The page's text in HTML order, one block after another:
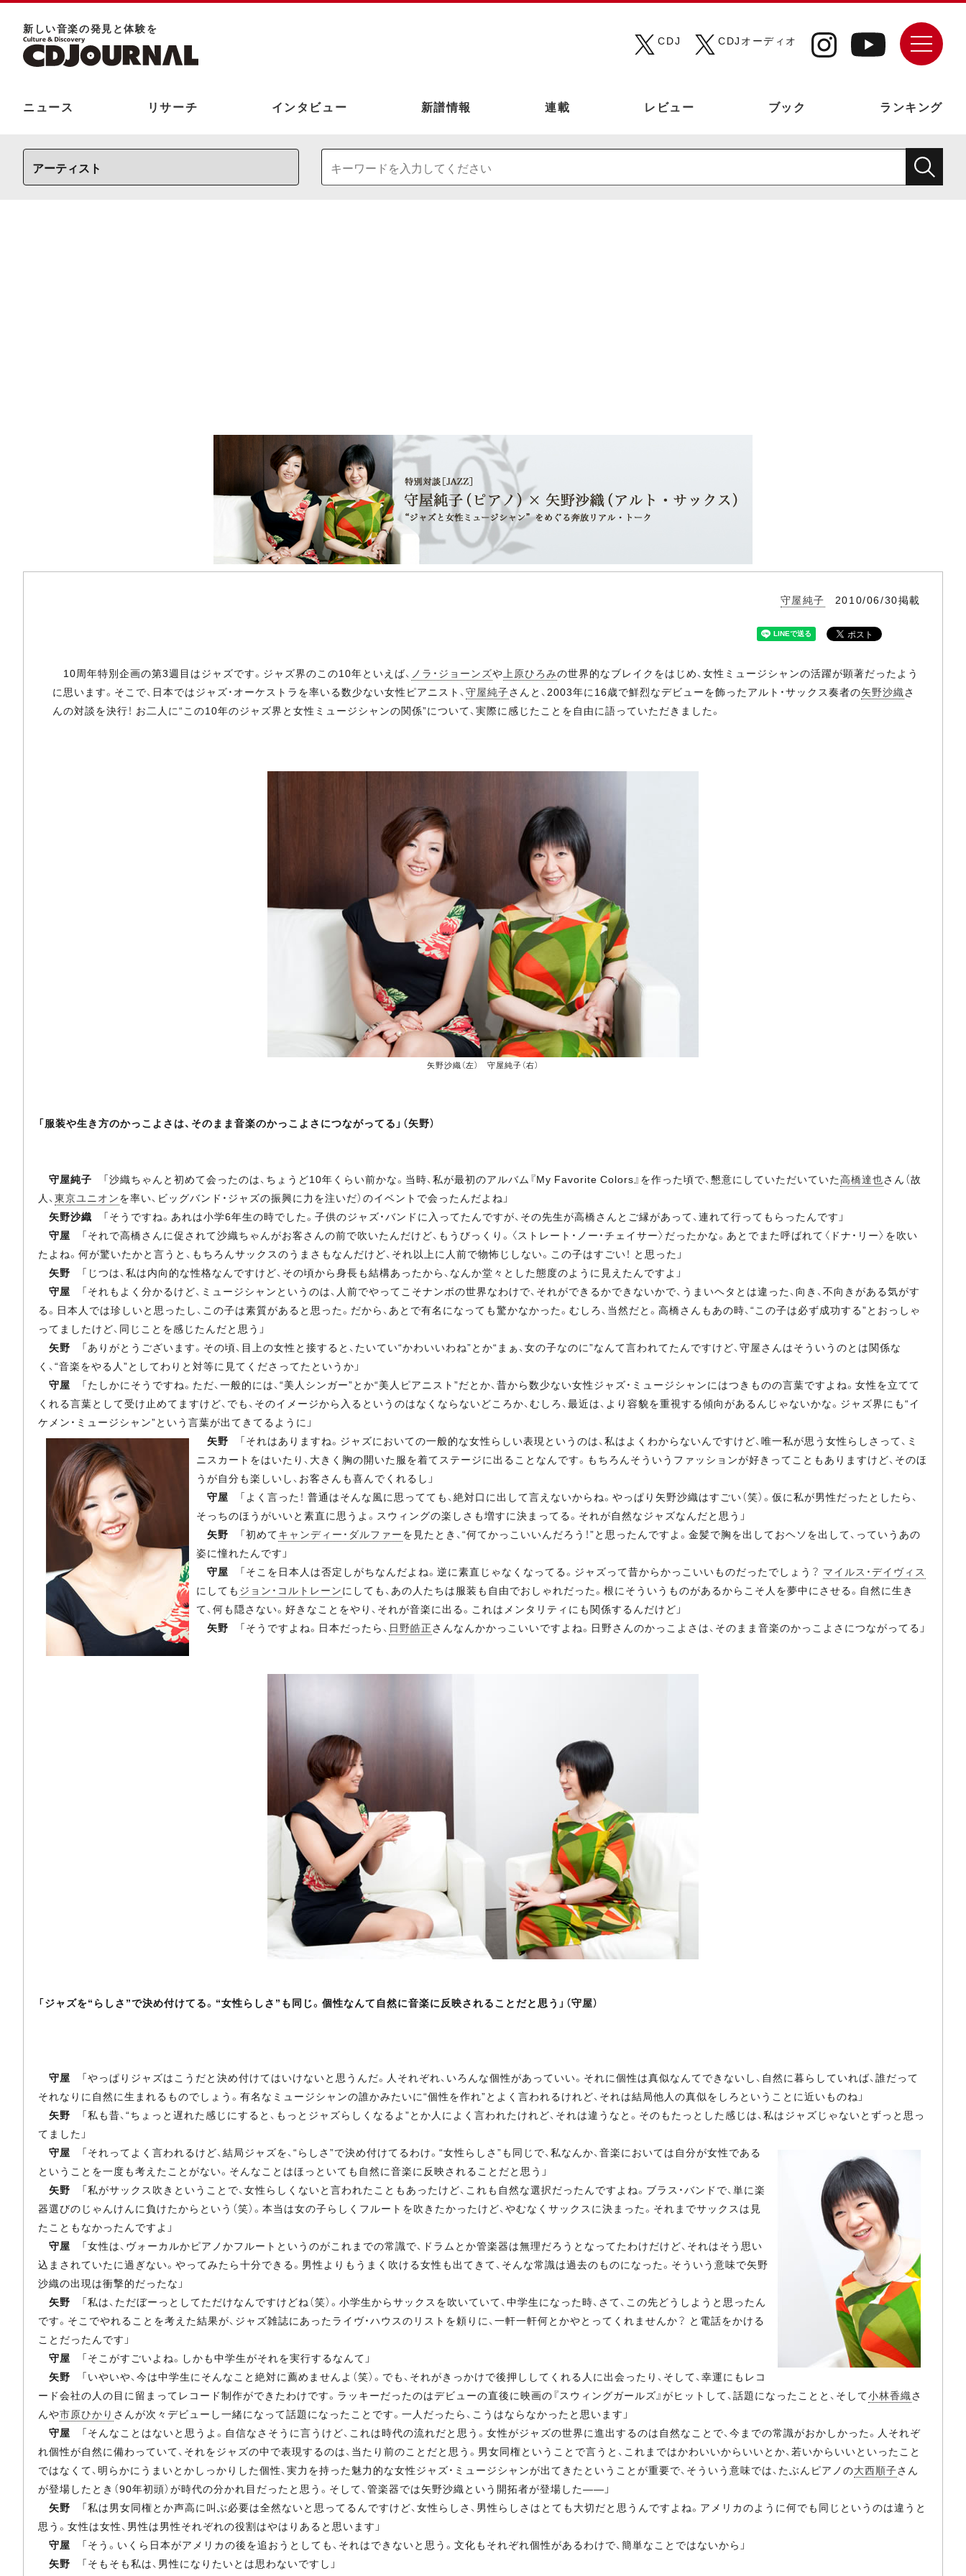
新しい⾳楽の発⾒と体験を
CDJ
CDJオーディオ
ニュース リサーチ インタビュー 新譜情報 連載 レビュー ブック ランキング
守屋純子 2010/06/30掲載
10周年特別企画の第3週目はジャズです。ジャズ界のこの10年といえば、 ノラ・ジョーンズや上原ひろみの世界的なブレイクをはじめ、女性ミュージシャンの活躍が顕著だったよう
に思います。そこで、日本ではジャズ・オーケストラを率いる数少ない女性ピアニスト、守屋純子さんと、2003年に16歳で鮮烈なデビューを飾ったアルト・サックス奏者の矢野沙織さ
んの対談を決行！ お二人に“この10年のジャズ界と女性ミュージシャンの関係”について、実際に感じたことを自由に語っていただきました。
矢野沙織（左） 守屋純子（右）
「服装や生き方のかっこよさは、そのまま音楽のかっこよさにつながってる」（矢野）
守屋純子 「沙織ちゃんと初めて会ったのは、ちょうど10年くらい前かな。当時、私が最初のアルバム『My Favorite Colors』を作った頃で、懇意にしていただいていた高橋達也さん（故
人、東京ユニオンを率い、ビッグバンド・ジャズの振興に力を注いだ）のイベントで会ったんだよね」
矢野沙織 「そうですね。あれは小学6年生の時でした。子供のジャズ・バンドに入ってたんですが、その先生が高橋さんとご縁があって、連れて行ってもらったんです」
守屋 「それで高橋さんに促されて沙織ちゃんがお客さんの前で吹いたんだけど、もうびっくり。〈ストレート・ノー・チェイサー〉だったかな。あとでまた呼ばれて〈ドナ・リー〉を吹い
たよね。何が驚いたかと言うと、もちろんサックスのうまさもなんだけど、それ以上に人前で物怖じしない。この子はすごい！ と思った」
矢野 「じつは、私は内向的な性格なんですけど、その頃から身長も結構あったから、なんか堂々とした態度のように見えたんですよ」
守屋 「それもよく分かるけど、ミュージシャンというのは、人前でやってこそナンボの世界なわけで、それができるかできないかで、うまいヘタとは違った、向き、不向きがある気がす
る。日本人では珍しいと思ったし、この子は素質があると思った。だから、あとで有名になっても驚かなかった。むしろ、当然だと。高橋さんもあの時、“この子は必ず成功する”とおっしゃ
ってましたけど、同じことを感じたんだと思う」
矢野 「ありがとうございます。その頃、目上の女性と接すると、たいてい“かわいいわね”とか“まぁ、女の子なのに”なんて言われてたんですけど、守屋さんはそういうのとは関係な
く、“音楽をやる人”としてわりと対等に見てくださってたというか」
守屋 「たしかにそうですね。ただ、一般的には、“美人シンガー”とか“美人ピアニスト”だとか、昔から数少ない女性ジャズ・ミュージシャンにはつきものの言葉ですよね。女性を立てて
くれる言葉として受け止めてますけど、でも、そのイメージから入るというのはなくならないどころか、むしろ、最近は、より容貌を重視する傾向があるんじゃないかな。ジャズ界にも“イ
ケメン・ミュージシャン”という言葉が出てきてるように」
矢野 「それはありますね。ジャズにおいての一般的な女性らしい表現というのは、私はよくわからないんですけど、唯一私が思う女性らしさって、ミ
ニスカートをはいたり、大きく胸の開いた服を着てステージに出ることなんです。もちろんそういうファッションが好きってこともありますけど、そのほ
うが自分も楽しいし、お客さんも喜んでくれるし」
守屋 「よく言った！ 普通はそんな風に思ってても、絶対口に出して言えないからね。やっぱり矢野沙織はすごい（笑）。仮に私が男性だったとしたら、
そっちのほうがいいと素直に思うよ。スウィングの楽しさも増すに決まってる。それが自然なジャズなんだと思う」
矢野 「初めてキャンディー・ダルファーを見たとき、“何てかっこいいんだろう！”と思ったんですよ。金髪で胸を出しておヘソを出して、っていうあの
姿に憧れたんです」
守屋 「そこを日本人は否定しがちなんだよね。逆に素直じゃなくなってる。ジャズって昔からかっこいいものだったでしょう？ マイルス・デイヴィス
にしても ジョン・コルトレーンにしても、あの人たちは服装も自由でおしゃれだった。根にそういうものがあるからこそ人を夢中にさせる。自然に生き
て、何も隠さない。好きなことをやり、それが音楽に出る。これはメンタリティにも関係するんだけど」
矢野 「そうですよね。日本だったら、 日野皓正さんなんかかっこいいですよね。日野さんのかっこよさは、そのまま音楽のかっこよさにつながってる」
「ジャズを“らしさ”で決め付けてる。“女性らしさ”も同じ。個性なんて自然に音楽に反映されることだと思う」（守屋）
守屋 「やっぱりジャズはこうだと決め付けてはいけないと思うんだ。人それぞれ、いろんな個性があっていい。それに個性は真似なんてできないし、自然に暮らしていれば、誰だって
それなりに自然に生まれるものでしょう。有名なミュージシャンの誰かみたいに“個性を作れ”とよく言われるけれど、それは結局他人の真似をしろということに近いものね」
矢野 「私も昔、“ちょっと遅れた感じにすると、もっとジャズらしくなるよ”とか人によく言われたけれど、それは違うなと。そのもたっとした感じは、私はジャズじゃないとずっと思っ
てました」
守屋 「それってよく言われるけど、結局ジャズを、“らしさ”で決め付けてるわけ。“女性らしさ”も同じで、私なんか、音楽においては自分が女性である
ということを一度も考えたことがない。そんなことはほっといても自然に音楽に反映されることだと思う」
矢野 「私がサックス吹きということで、女性らしくないと言われたこともあったけど、これも自然な選択だったんですよね。ブラス・バンドで、単に楽
器選びのじゃんけんに負けたからという（笑）。本当は女の子らしくフルートを吹きたかったけど、やむなくサックスに決まった。それまでサックスは見
たこともなかったんですよ」
守屋 「女性は、ヴォーカルかピアノかフルートというのがこれまでの常識で、ドラムとか管楽器は無理だろうとなってたわけだけど、それはそう思い
込まされていたに過ぎない。やってみたら十分できる。男性よりもうまく吹ける女性も出てきて、そんな常識は過去のものになった。そういう意味で矢野
沙織の出現は衝撃的だったな」
矢野 「私は、ただぼーっとしてただけなんですけどね（笑）。小学生からサックスを吹いていて、中学生になった時、さて、この先どうしようと思ったん
です。そこでやれることを考えた結果が、ジャズ雑誌にあったライヴ・ハウスのリストを頼りに、一軒一軒何とかやとってくれませんか？ と電話をかける
ことだったんです」
守屋 「そこがすごいよね。しかも中学生がそれを実行するなんて」
矢野 「いやいや、今は中学生にそんなこと絶対に薦めませんよ（笑）。でも、それがきっかけで後押ししてくれる人に出会ったり、そして、幸運にもレコ
ード会社の人の目に留まってレコード制作ができたわけです。ラッキーだったのはデビューの直後に映画の『スウィングガールズ』がヒットして、話題になったことと、そして小林香織さ
んや市原ひかり さんが次々デビューし一緒になって話題になったことです。一人だったら、こうはならなかったと思います」
守屋 「そんなことはないと思うよ。自信なさそうに言うけど、これは時代の流れだと思う。女性がジャズの世界に進出するのは自然なことで、今までの常識がおかしかった。人それぞ
れ個性が自然に備わっていて、それをジャズの中で表現するのは、当たり前のことだと思う。男女同権ということで言うと、これまではかわいいからいいとか、若いからいいといったこと
ではなくて、明らかにうまいとかしっかりした個性、実力を持った魅力的な女性ジャズ・ミュージシャンが出てきたということが重要で、そういう意味では、たぶんピアノの大西順子さん
が登場したとき（90年初頭）が時代の分かれ目だったと思う。そして、管楽器では矢野沙織という開拓者が登場した――」
矢野 「私は男女同権とか声高に叫ぶ必要は全然ないと思ってるんですけど、女性らしさ、男性らしさはとても大切だと思うんですよね。アメリカのように何でも同じというのは違うと
思う。女性は女性、男性は男性それぞれの役割はやはりあると思います」
守屋 「そう。いくら日本がアメリカの後を追おうとしても、それはできないと思う。文化もそれぞれ個性があるわけで、簡単なことではないから」
矢野 「そもそも私は、男性になりたいとは思わないですし」